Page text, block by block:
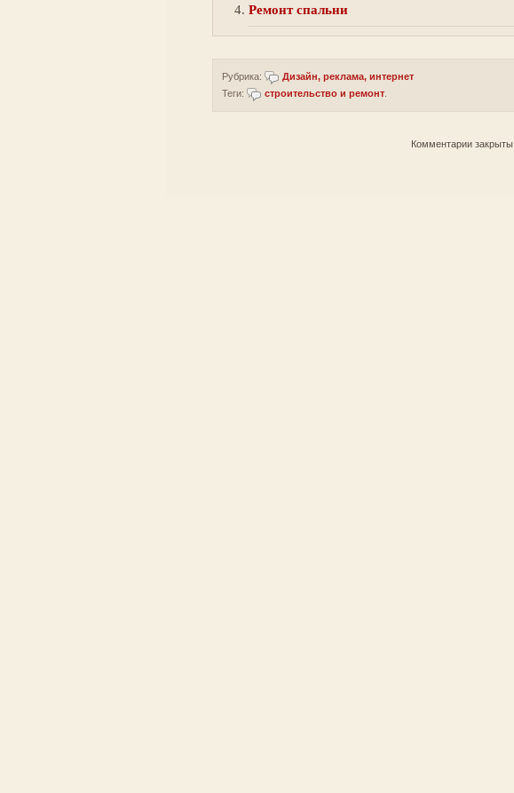
Ремонт спальни
Рубрика:
Дизайн, реклама, интернет
Теги:
строительство и ремонт
Комментарии закрыты.